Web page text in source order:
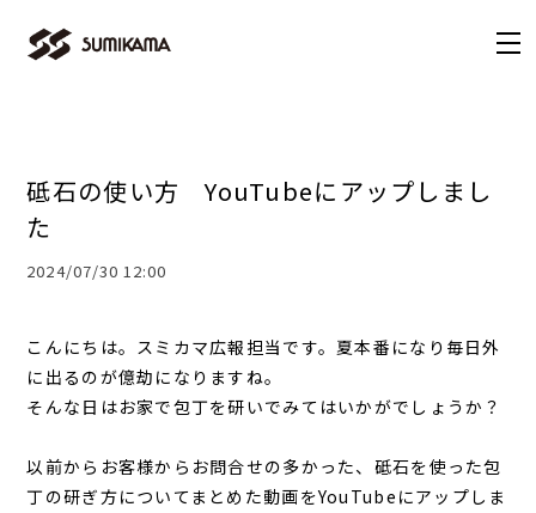
砥石の使い方 YouTubeにアップしまし
た
2024/07/30 12:00
こんにちは。スミカマ広報担当です。夏本番になり毎日外
に出るのが億劫になりますね。
そんな日はお家で包丁を研いでみてはいかがでしょうか？
以前からお客様からお問合せの多かった、砥石を使った包
丁の研ぎ方についてまとめた動画をYouTubeにアップしま